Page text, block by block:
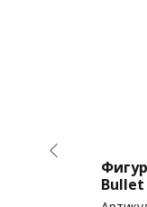
Bullet